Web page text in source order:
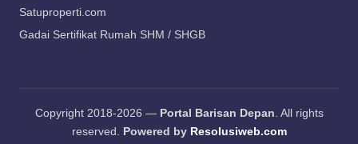
Satuproperti.com
Gadai Sertifikat Rumah SHM / SHGB
Copyright 2018-2026 — Portal Barisan Depan. All rights
reserved. Powered by Resolusiweb.com